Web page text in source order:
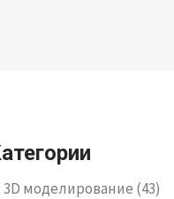
3D моделирование (43)